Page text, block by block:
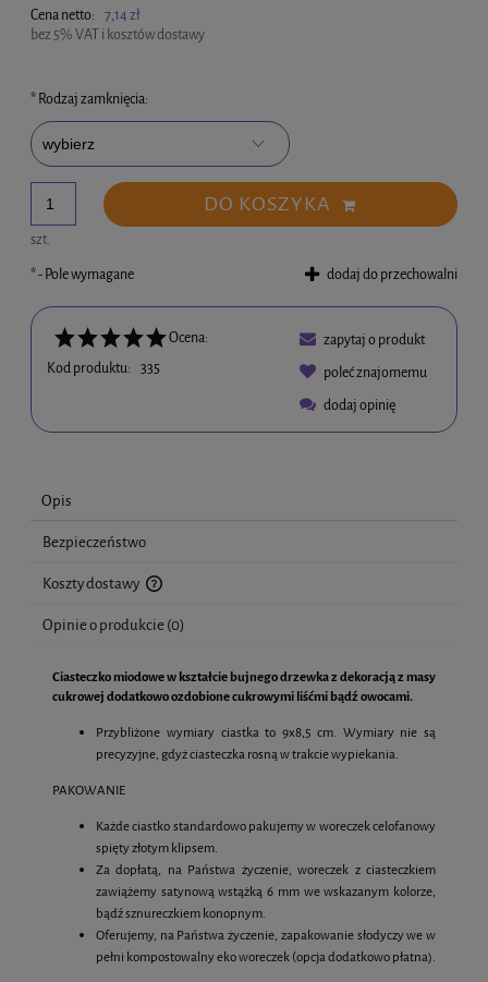
Cena netto: 7,14 zł
bez 5% VAT i kosztów dostawy
*Rodzaj zamknięcia:
szt.
DO KOSZYKA
dodaj do przechowalni
*- Pole wymagane
Ocena:
Kod produktu: 335
zapytaj o produkt
poleć znajomemu
dodaj opinię
Opis
Bezpieczeństwo
Koszty dostawy
Cena nie zawiera ewentualnych kosztów płatności
Opinie o produkcie (0)
Ciasteczko miodowe w kształcie bujnego drzewka z dekoracją z masy
cukrowej dodatkowo ozdobione cukrowymi liśćmi bądź owocami.
Przybliżone wymiary ciastka to 9x8,5 cm. Wymiary nie są
precyzyjne, gdyż ciasteczka rosną w trakcie wypiekania.
PAKOWANIE
Każde ciastko standardowo pakujemy w woreczek celofanowy
spięty złotym klipsem.
Za dopłatą, na Państwa życzenie, woreczek z ciasteczkiem
zawiążemy satynową wstążką 6 mm we wskazanym kolorze,
bądź sznureczkiem konopnym.
Oferujemy, na Państwa życzenie, zapakowanie słodyczy we w
pełni kompostowalny eko woreczek (opcja dodatkowo płatna).